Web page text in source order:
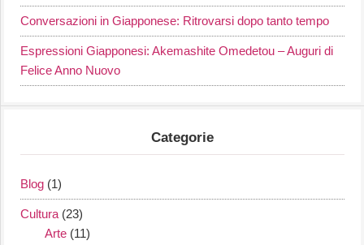
Conversazioni in Giapponese: Ritrovarsi dopo tanto tempo
Espressioni Giapponesi: Akemashite Omedetou – Auguri di
Felice Anno Nuovo
Categorie
Blog (1)
Cultura (23)
Arte (11)